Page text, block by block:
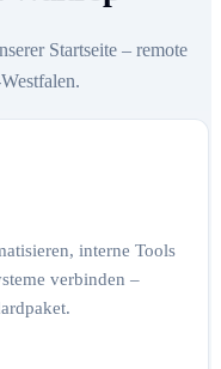
Startseite – remote
interne Tools
verbinden –